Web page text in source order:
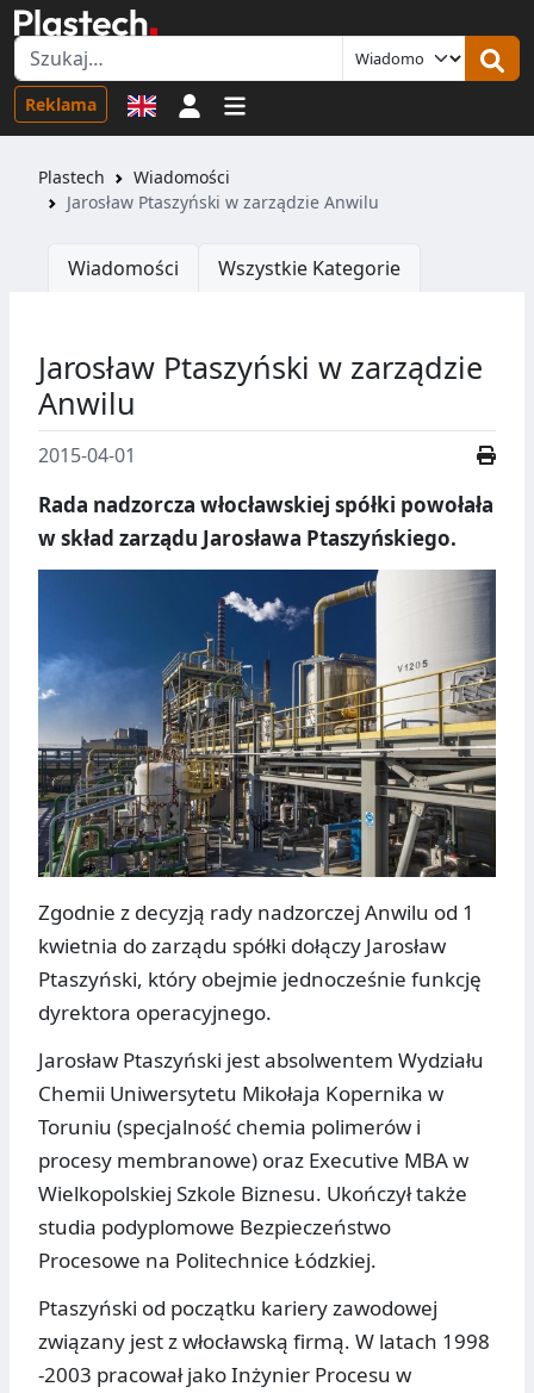
Reklama Logowanie
Plastech
Wiadomości
Jarosław Ptaszyński w zarządzie Anwilu
Wiadomości Wszystkie Kategorie
Jarosław Ptaszyński w zarządzie
Anwilu
2015-04-01
Rada nadzorcza włocławskiej spółki powołała
w skład zarządu Jarosława Ptaszyńskiego.
Zgodnie z decyzją rady nadzorczej Anwilu od 1
kwietnia do zarządu spółki dołączy Jarosław
Ptaszyński, który obejmie jednocześnie funkcję
dyrektora operacyjnego.
Jarosław Ptaszyński jest absolwentem Wydziału
Chemii Uniwersytetu Mikołaja Kopernika w
Toruniu (specjalność chemia polimerów i
procesy membranowe) oraz Executive MBA w
Wielkopolskiej Szkole Biznesu. Ukończył także
studia podyplomowe Bezpieczeństwo
Procesowe na Politechnice Łódzkiej.
Ptaszyński od początku kariery zawodowej
związany jest z włocławską firmą. W latach 1998
-2003 pracował jako Inżynier Procesu w